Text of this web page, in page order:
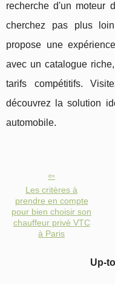
recherche d'un moteur
cherchez pas plus
propose une
avec un catalogue
tarifs compétitifs.
découvrez la solution
automobile.
Les critères à
prendre en compte
pour bien choisir son
chauffeur privé VTC
à Paris
Up-